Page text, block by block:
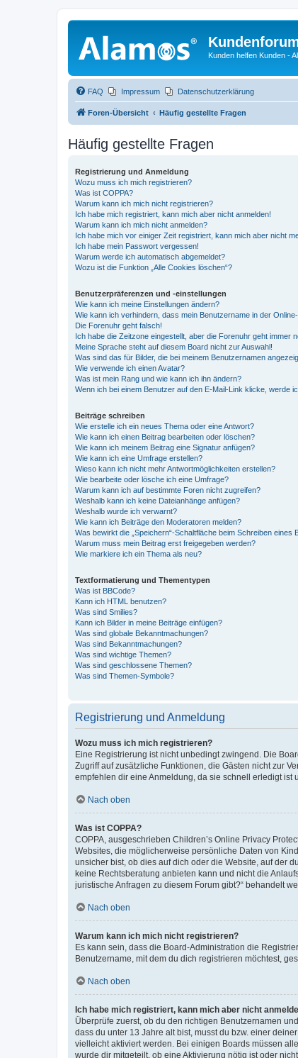
Kunden helfen Kunden -
FAQ Impressum Datenschutzerklärung
Foren-Übersicht Häufig gestellte Fragen
Häufig gestellte Fragen
Registrierung und Anmeldung
Wozu muss ich mich registrieren?
Was ist COPPA?
Warum kann ich mich nicht registrieren?
Ich habe mich registriert, kann mich aber nicht anmelden!
Warum kann ich mich nicht anmelden?
Ich habe mich vor einiger Zeit registriert, kann mich aber nicht
Ich habe mein Passwort vergessen!
Warum werde ich automatisch abgemeldet?
Wozu ist die Funktion „Alle Cookies löschen“?
Benutzerpräferenzen und -einstellungen
Wie kann ich meine Einstellungen ändern?
Wie kann ich verhindern, dass mein Benutzername in der
Die Forenuhr geht falsch!
Ich habe die Zeitzone eingestellt, aber die Forenuhr geht immer
Meine Sprache steht auf diesem Board nicht zur Auswahl!
Was sind das für Bilder, die bei meinem Benutzernamen
Wie verwende ich einen Avatar?
Was ist mein Rang und wie kann ich ihn ändern?
Wenn ich bei einem Benutzer auf den E-Mail-Link klicke, werde
Beiträge schreiben
Wie erstelle ich ein neues Thema oder eine Antwort?
Wie kann ich einen Beitrag bearbeiten oder löschen?
Wie kann ich meinem Beitrag eine Signatur anfügen?
Wie kann ich eine Umfrage erstellen?
Wieso kann ich nicht mehr Antwortmöglichkeiten erstellen?
Wie bearbeite oder lösche ich eine Umfrage?
Warum kann ich auf bestimmte Foren nicht zugreifen?
Weshalb kann ich keine Dateianhänge anfügen?
Weshalb wurde ich verwarnt?
Wie kann ich Beiträge den Moderatoren melden?
Was bewirkt die „Speichern“-Schaltfläche beim Schreiben eines
Warum muss mein Beitrag erst freigegeben werden?
Wie markiere ich ein Thema als neu?
Textformatierung und Thementypen
Was ist BBCode?
Kann ich HTML benutzen?
Was sind Smilies?
Kann ich Bilder in meine Beiträge einfügen?
Was sind globale Bekanntmachungen?
Was sind Bekanntmachungen?
Was sind wichtige Themen?
Was sind geschlossene Themen?
Was sind Themen-Symbole?
Registrierung und Anmeldung
Wozu muss ich mich registrieren?
Eine Registrierung ist nicht unbedingt zwingend. Die
Zugriff auf zusätzliche Funktionen, die Gästen nicht zur
empfehlen dir eine Anmeldung, da sie schnell erledigt ist
Nach oben
Was ist COPPA?
COPPA, ausgeschrieben Children’s Online Privacy
Websites, die möglicherweise persönliche Daten von
unsicher bist, ob dies auf dich oder die Website, auf der
keine Rechtsberatung anbieten kann und nicht die
juristische Anfragen zu diesem Forum gibt?“ behandelt
Nach oben
Warum kann ich mich nicht registrieren?
Es kann sein, dass die Board-Administration die
Benutzername, mit dem du dich registrieren möchtest,
Nach oben
Ich habe mich registriert, kann mich aber nicht
Überprüfe zuerst, ob du den richtigen Benutzernamen
dass du unter 13 Jahre alt bist, musst du bzw. einer
vielleicht aktiviert werden. Bei einigen Boards müssen
wurde dir mitgeteilt, ob eine Aktivierung nötig ist oder